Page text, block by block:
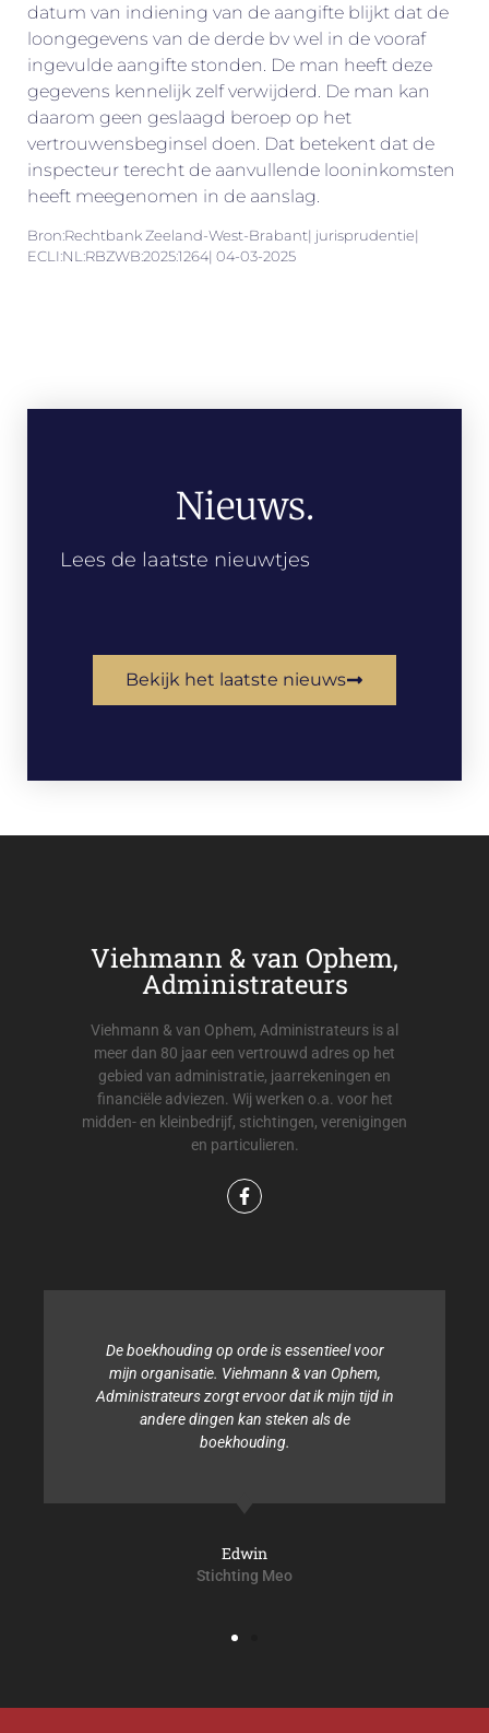
datum van indiening van de aangifte blijkt dat de
loongegevens van de derde bv wel in de vooraf
ingevulde aangifte stonden. De man heeft deze
gegevens kennelijk zelf verwijderd. De man kan
daarom geen geslaagd beroep op het
vertrouwensbeginsel doen. Dat betekent dat de
inspecteur terecht de aanvullende looninkomsten
heeft meegenomen in de aanslag.
Bron:Rechtbank Zeeland-West-Brabant| jurisprudentie|
ECLI:NL:RBZWB:2025:1264| 04-03-2025
Nieuws.
Lees de laatste nieuwtjes
Bekijk het laatste nieuws
Viehmann & van Ophem,
Administrateurs
Viehmann & van Ophem, Administrateurs is al
meer dan 80 jaar een vertrouwd adres op het
gebied van administratie, jaarrekeningen en
financiële adviezen. Wij werken o.a. voor het
midden- en kleinbedrijf, stichtingen, verenigingen
en particulieren.
De boekhouding op orde is essentieel voor
mijn organisatie. Viehmann & van Ophem,
Administrateurs zorgt ervoor dat ik mijn tijd in
andere dingen kan steken als de
boekhouding.
Edwin
Stichting Meo